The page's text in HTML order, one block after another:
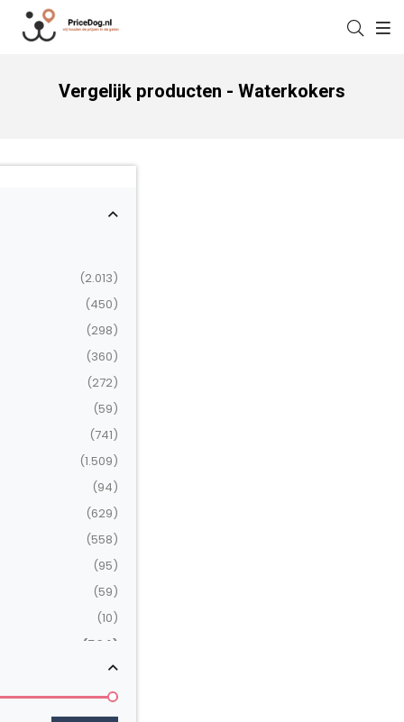
Vergelijk producten - Waterkokers
(2.013)
(450)
(298)
(360)
(272)
(59)
(741)
(1.509)
(94)
(629)
(558)
(95)
(59)
(10)
(504)